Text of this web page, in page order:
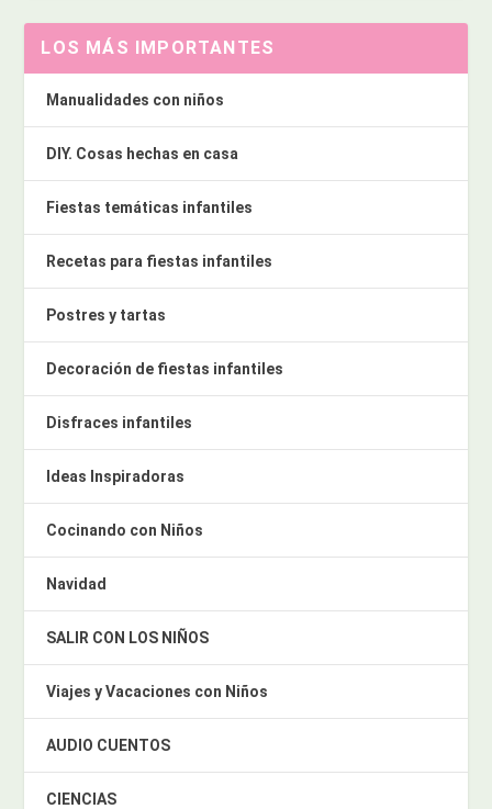
LOS MÁS IMPORTANTES
Manualidades con niños
DIY. Cosas hechas en casa
Fiestas temáticas infantiles
Recetas para fiestas infantiles
Postres y tartas
Decoración de fiestas infantiles
Disfraces infantiles
Ideas Inspiradoras
Cocinando con Niños
Navidad
SALIR CON LOS NIÑOS
Viajes y Vacaciones con Niños
AUDIO CUENTOS
CIENCIAS